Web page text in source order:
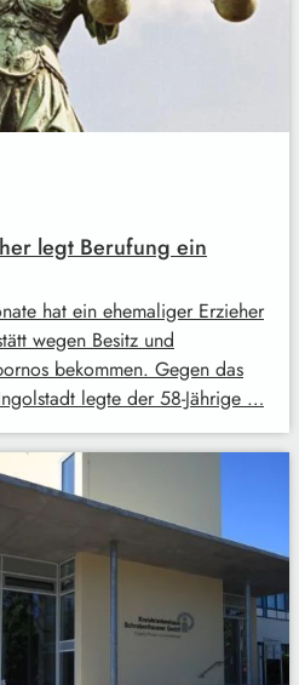
legt Berufung ein
hat ein ehemaliger Erzieher
wegen Besitz und
bekommen. Gegen das
legte der 58-Jährige …